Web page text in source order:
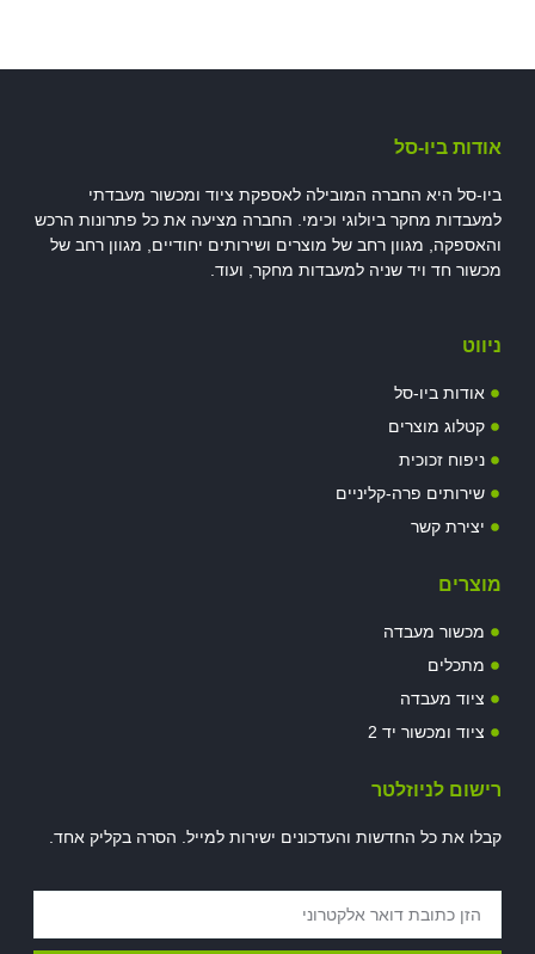
אודות ביו-סל
ביו-סל היא החברה המובילה לאספקת ציוד ומכשור מעבדתי
למעבדות מחקר ביולוגי וכימי. החברה מציעה את כל פתרונות הרכש
והאספקה, מגוון רחב של מוצרים ושירותים יחודיים, מגוון רחב של
מכשור חד ויד שניה למעבדות מחקר, ועוד.
ניווט
אודות ביו-סל
קטלוג מוצרים
ניפוח זכוכית
שירותים פרה-קליניים
יצירת קשר
מוצרים
מכשור מעבדה
מתכלים
ציוד מעבדה
ציוד ומכשור יד 2
רישום לניוזלטר
קבלו את כל החדשות והעדכונים ישירות למייל. הסרה בקליק אחד.